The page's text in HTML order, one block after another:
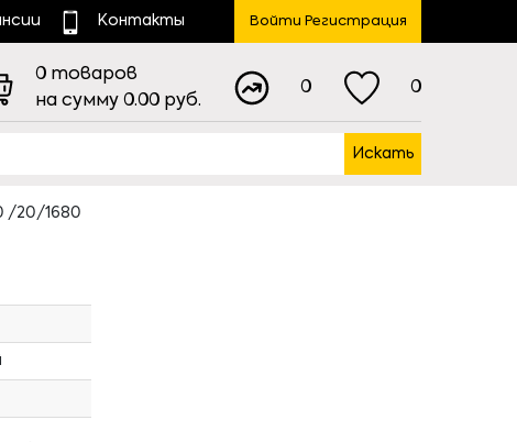
Контакты Войти Регистрация
0 товаров
на сумму 0.00 руб.
0 0
Искать
/20/1680